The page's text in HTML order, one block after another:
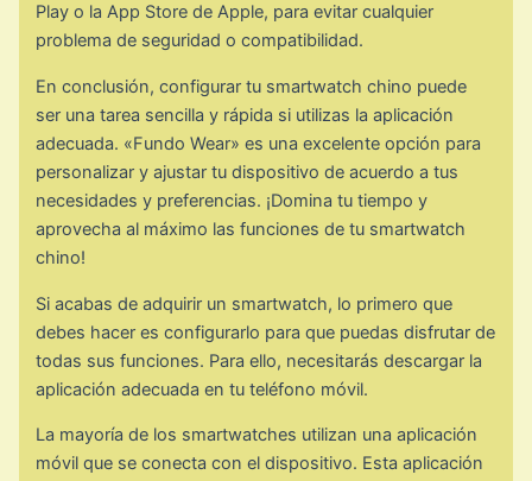
Play o la App Store de Apple, para evitar cualquier
problema de seguridad o compatibilidad.
En conclusión, configurar tu smartwatch chino puede
ser una tarea sencilla y rápida si utilizas la aplicación
adecuada. «Fundo Wear» es una excelente opción para
personalizar y ajustar tu dispositivo de acuerdo a tus
necesidades y preferencias. ¡Domina tu tiempo y
aprovecha al máximo las funciones de tu smartwatch
chino!
Si acabas de adquirir un smartwatch, lo primero que
debes hacer es configurarlo para que puedas disfrutar de
todas sus funciones. Para ello, necesitarás descargar la
aplicación adecuada en tu teléfono móvil.
La mayoría de los smartwatches utilizan una aplicación
móvil que se conecta con el dispositivo. Esta aplicación